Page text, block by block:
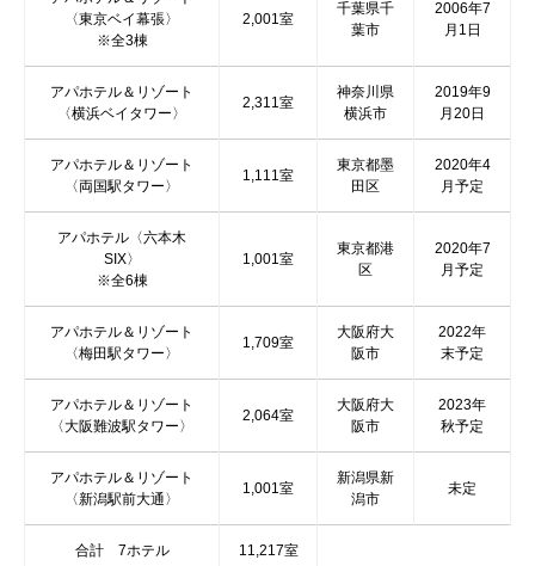
〈東京ベイ幕張〉
※全3棟
2,001室
千葉県千
葉市
2006年7
月1日
アパホテル＆リゾート
〈横浜ベイタワー〉
2,311室
神奈川県
横浜市
2019年9
月20日
アパホテル＆リゾート
〈両国駅タワー〉
1,111室
東京都墨
田区
2020年4
月予定
アパホテル〈六本木
SIX〉
※全6棟
1,001室
東京都港
区
2020年7
月予定
アパホテル＆リゾート
〈梅田駅タワー〉
1,709室
大阪府大
阪市
2022年
末予定
アパホテル＆リゾート
〈大阪難波駅タワー〉
2,064室
大阪府大
阪市
2023年
秋予定
アパホテル＆リゾート
〈新潟駅前大通〉
1,001室
新潟県新
潟市
未定
合計 7ホテル 11,217室